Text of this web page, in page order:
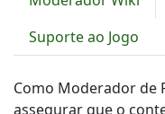
Suporte ao Jogo
Como Moderador de
assegurar que o